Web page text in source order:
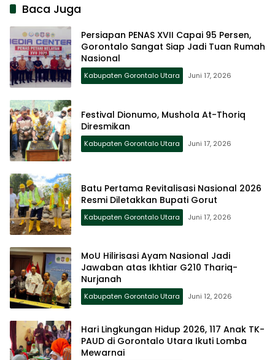
Baca Juga
Persiapan PENAS XVII Capai 95 Persen,
Gorontalo Sangat Siap Jadi Tuan Rumah
Nasional
Kabupaten Gorontalo Utara Juni 17, 2026
Festival Dionumo, Mushola At-Thoriq
Diresmikan
Kabupaten Gorontalo Utara Juni 17, 2026
Batu Pertama Revitalisasi Nasional 2026
Resmi Diletakkan Bupati Gorut
Kabupaten Gorontalo Utara Juni 17, 2026
MoU Hilirisasi Ayam Nasional Jadi
Jawaban atas Ikhtiar G210 Thariq-
Nurjanah
Kabupaten Gorontalo Utara Juni 12, 2026
Hari Lingkungan Hidup 2026, 117 Anak TK-
PAUD di Gorontalo Utara Ikuti Lomba
Mewarnai